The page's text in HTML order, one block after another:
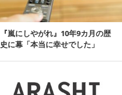
『嵐にしやがれ』10年9カ月の歴
史に幕「本当に幸せでした」